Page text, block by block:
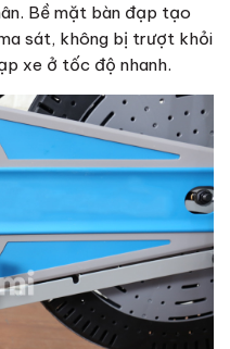
Bề mặt bàn đạp tạo
sát, không bị trượt khỏi
xe ở tốc độ nhanh.